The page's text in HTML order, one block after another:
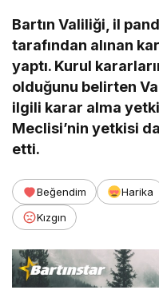
Bartın Valiliği, il
tarafından alınan
yaptı. Kurul
olduğunu belirten
ilgili karar alma
Meclisi’nin yetkisi
etti.
Beğendim Harika
Kızgın